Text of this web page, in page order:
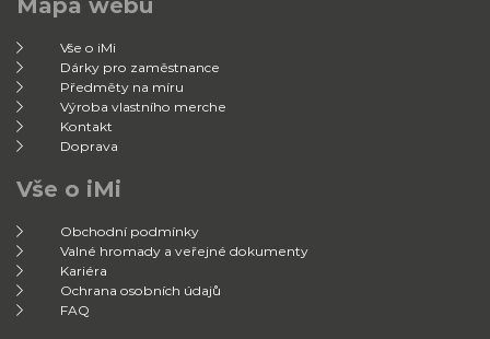
Mapa webu
Vše o iMi
Dárky pro zaměstnance
Předměty na míru
Výroba vlastního merche
Kontakt
Doprava
Vše o iMi
Obchodní podmínky
Valné hromady a veřejné dokumenty
Kariéra
Ochrana osobních údajů
FAQ